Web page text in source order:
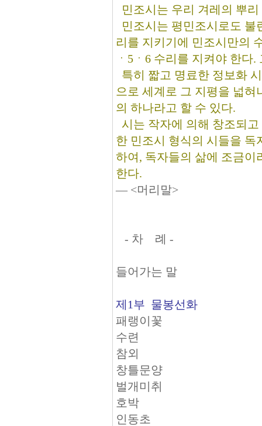
민조시는 우리 겨레의 뿌
민조시는 평민조시로도 불
리를 지키기에 민조시만의
ㆍ5ㆍ6 수리를 지켜야 한다
특히 짧고 명료한 정보화
으로 세계로 그 지평을 넓
의 하나라고 할 수 있다.
시는 작자에 의해 창조되
한 민조시 형식의 시들을 독
하여, 독자들의 삶에 조금이
한다.
― <머리말>
- 차 례 -
들어가는 말
제1부 물봉선화
패랭이꽃
수련
참외
창틀문양
벌개미취
호박
인동초